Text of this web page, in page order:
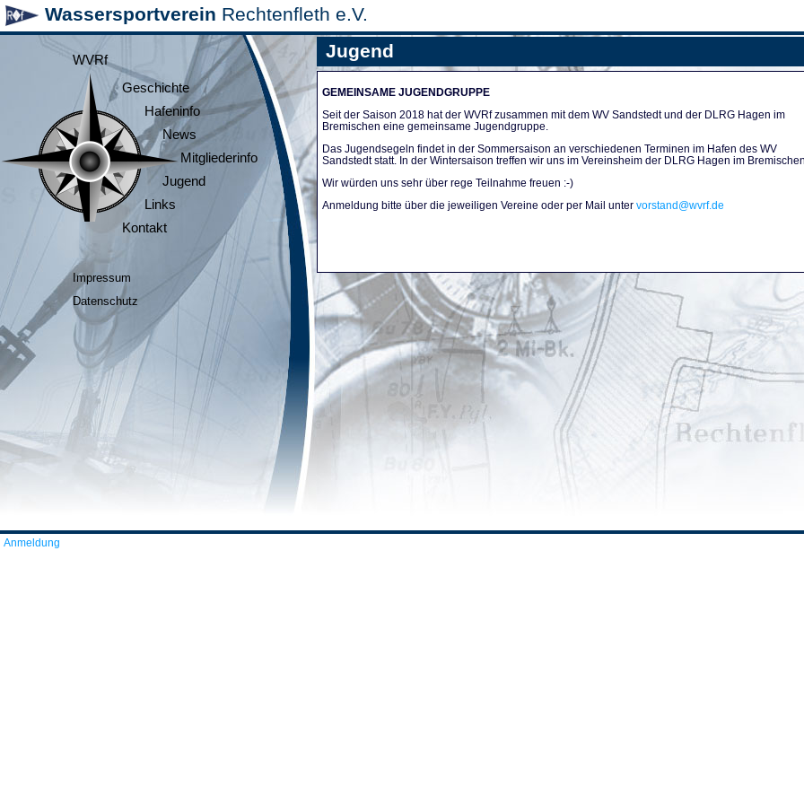
Wassersportverein Rechtenfleth e.V.
WVRf
Geschichte
Hafeninfo
News
Mitgliederinfo
Jugend
Links
Kontakt
Impressum
Datenschutz
Jugend
GEMEINSAME JUGENDGRUPPE
Seit der Saison 2018 hat der WVRf zusammen mit dem WV Sandstedt und der DLRG Hagen im
Bremischen eine gemeinsame Jugendgruppe.
Das Jugendsegeln findet in der Sommersaison an verschiedenen Terminen im Hafen des WV
Sandstedt statt. In der Wintersaison treffen wir uns im Vereinsheim der DLRG Hagen im
Wir würden uns sehr über rege Teilnahme freuen :-)
Anmeldung bitte über die jeweiligen Vereine oder per Mail unter vorstand@wvrf.de
Anmeldung